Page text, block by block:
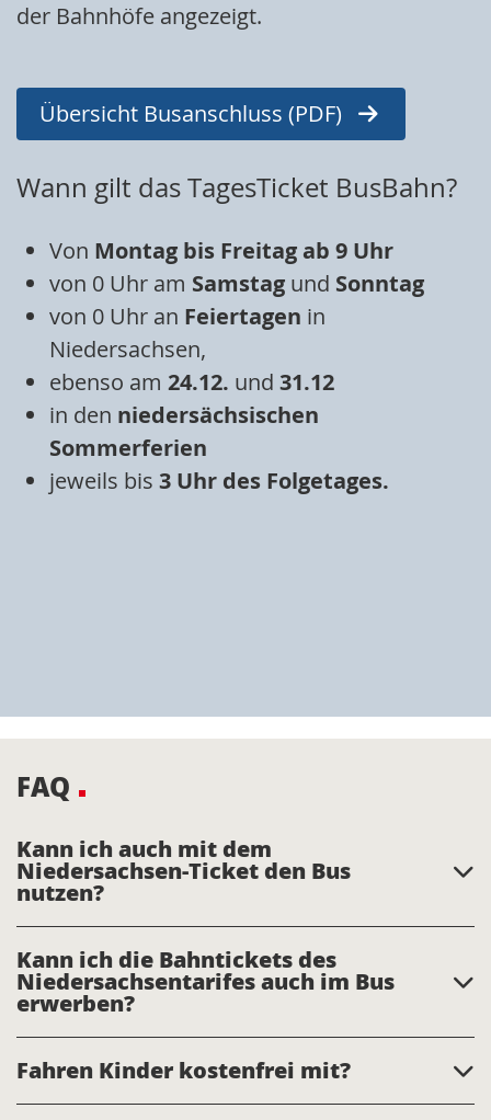
der Bahnhöfe angezeigt.
Übersicht Busanschluss (PDF)
Wann gilt das TagesTicket BusBahn?
Von Montag bis Freitag ab 9 Uhr
von 0 Uhr am Samstag und Sonntag
von 0 Uhr an Feiertagen in
Niedersachsen,
ebenso am 24.12. und 31.12
in den niedersächsischen
Sommerferien
jeweils bis 3 Uhr des Folgetages.
FAQ
Kann ich auch mit dem
Niedersachsen-Ticket den Bus
nutzen?
Kann ich die Bahntickets des
Niedersachsentarifes auch im Bus
erwerben?
Fahren Kinder kostenfrei mit?